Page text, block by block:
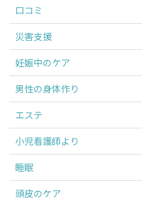
口コミ
災害支援
妊娠中のケア
男性の身体作り
エステ
小児看護師より
睡眠
頭皮のケア